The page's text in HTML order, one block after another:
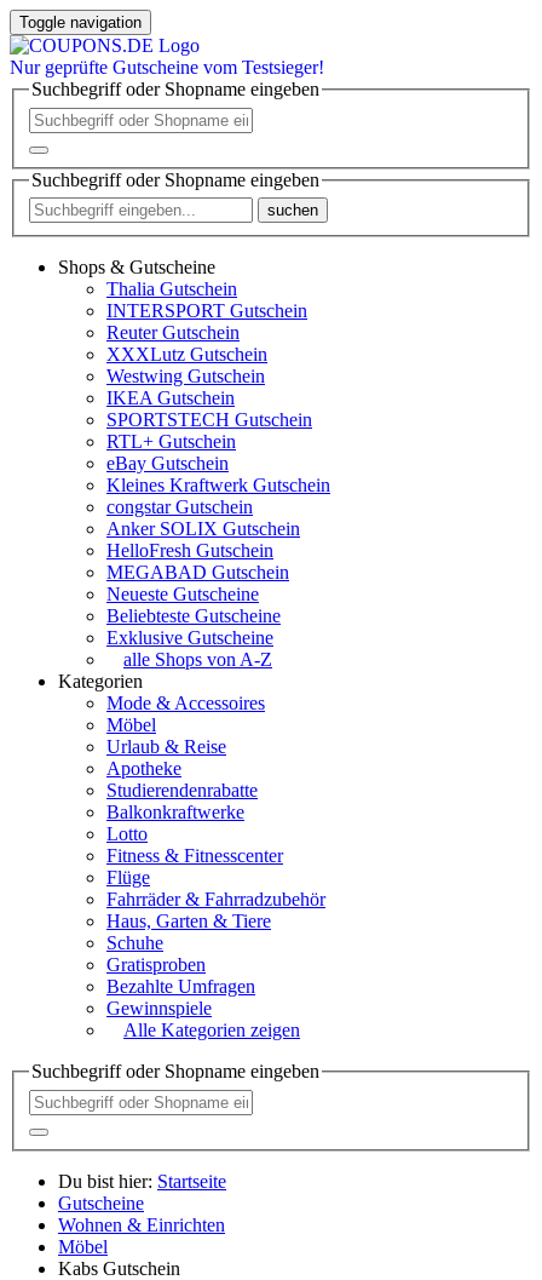
Toggle navigation
Nur geprüfte Gutscheine vom Testsieger!
Suchbegriff oder Shopname eingeben
Suchbegriff oder Shopname eingeben
suchen
Shops & Gutscheine
Thalia Gutschein
INTERSPORT Gutschein
Reuter Gutschein
XXXLutz Gutschein
Westwing Gutschein
IKEA Gutschein
SPORTSTECH Gutschein
RTL+ Gutschein
eBay Gutschein
Kleines Kraftwerk Gutschein
congstar Gutschein
Anker SOLIX Gutschein
HelloFresh Gutschein
MEGABAD Gutschein
Neueste Gutscheine
Beliebteste Gutscheine
Exklusive Gutscheine
alle Shops von A-Z
Kategorien
Mode & Accessoires
Möbel
Urlaub & Reise
Apotheke
Studierendenrabatte
Balkonkraftwerke
Lotto
Fitness & Fitnesscenter
Flüge
Fahrräder & Fahrradzubehör
Haus, Garten & Tiere
Schuhe
Gratisproben
Bezahlte Umfragen
Gewinnspiele
Alle Kategorien zeigen
Suchbegriff oder Shopname eingeben
Du bist hier: Startseite
Gutscheine
Wohnen & Einrichten
Möbel
Kabs Gutschein